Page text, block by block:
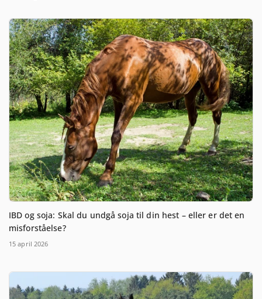
IBD og soja: Skal du undgå soja til din hest – eller er det en
misforståelse?
15 april 2026